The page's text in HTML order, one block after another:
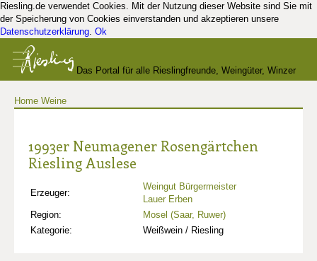
Riesling.de verwendet Cookies. Mit der Nutzung dieser Website sind Sie mit
der Speicherung von Cookies einverstanden und akzeptieren unsere
Datenschutzerklärung. Ok
Das Portal für alle Rieslingfreunde, Weingüter, Winzer
Home Weine
1993er Neumagener Rosengärtchen
Riesling Auslese
Erzeuger:
Weingut Bürgermeister
Lauer Erben
Region:
Mosel (Saar, Ruwer)
Kategorie:
Weißwein / Riesling